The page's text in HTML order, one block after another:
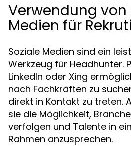
Verwendung von
Medien für
Soziale Medien sind ein
Werkzeug für Headhunter.
LinkedIn oder Xing
nach Fachkräften zu
direkt in Kontakt zu treten.
sie die Möglichkeit,
verfolgen und Talente in
Rahmen anzusprechen.